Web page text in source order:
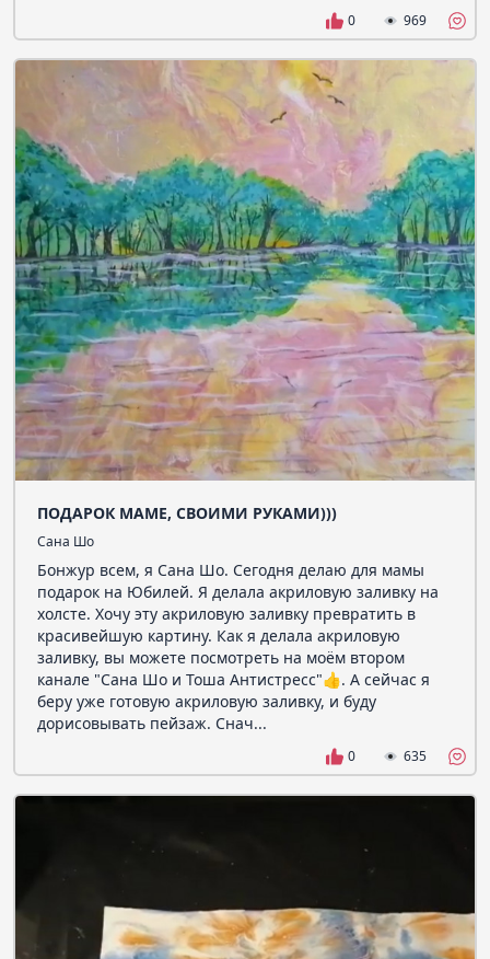
0 969
ПОДАРОК МАМЕ, СВОИМИ РУКАМИ)))
Сана Шо
Бонжур всем, я Сана Шо. Сегодня делаю для мамы
подарок на Юбилей. Я делала акриловую заливку на
холсте. Хочу эту акриловую заливку превратить в
красивейшую картину. Как я делала акриловую
заливку, вы можете посмотреть на моём втором
канале "Сана Шо и Тоша Антистресс"👍. А сейчас я
беру уже готовую акриловую заливку, и буду
дорисовывать пейзаж. Снач...
0 635